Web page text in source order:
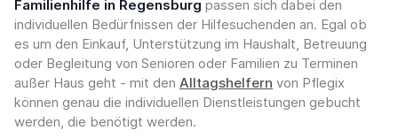
Familienhilfe in Regensburg passen sich dabei den
individuellen Bedürfnissen der Hilfesuchenden an. Egal ob
es um den Einkauf, Unterstützung im Haushalt, Betreuung
oder Begleitung von Senioren oder Familien zu Terminen
außer Haus geht - mit den Alltagshelfern von Pflegix
können genau die individuellen Dienstleistungen gebucht
werden, die benötigt werden.